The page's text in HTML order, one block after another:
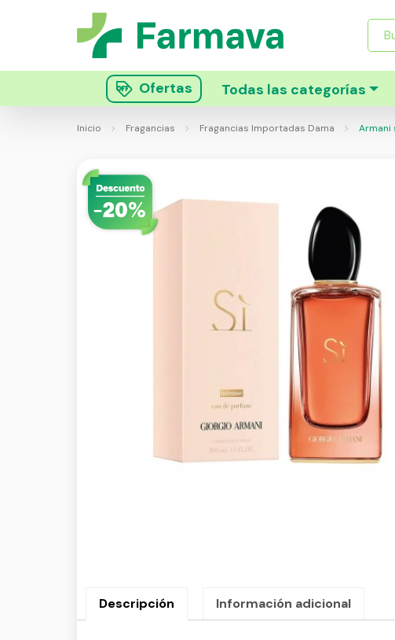
Ofertas Todas las categorías
Inicio Fragancias Fragancias Importadas Dama Armani
Descripción Información adicional